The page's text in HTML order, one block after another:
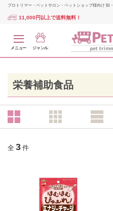
プロトリマー・ペットサロン・ペットショップ様向け 卸
11,000円以上で送料無料！
メニュー ジャンル
栄養補助食品
全 3 件